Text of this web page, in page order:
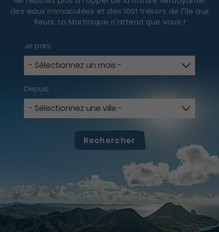
des eaux immaculées et des 1001 trésors de l'île aux
fleurs. La Martinique n'attend que vous !
Je pars
Depuis
Rechercher